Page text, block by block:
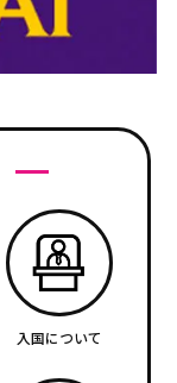
入国について